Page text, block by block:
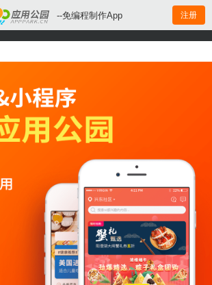
--免编程制作App 注册